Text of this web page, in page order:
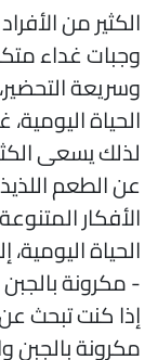
من الأفراد
غداء
التحضير،
اليومية،
يسعى
الطعم اللذيذ
اليومية،
بالجبن
كنت تبحث عن
بالجبن